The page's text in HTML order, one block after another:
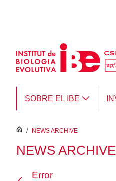
SOBRE EL IBE
inici
/ NEWS ARCHIVE
NEWS ARCHIVE
Error